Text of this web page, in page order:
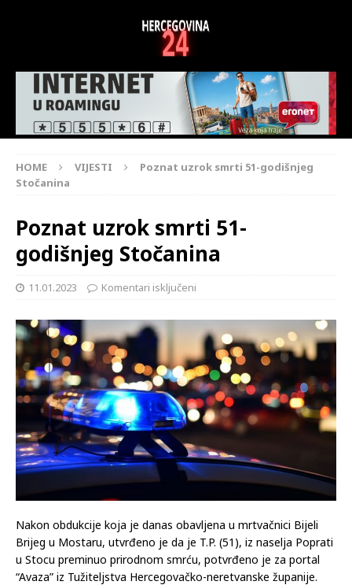
HOME VIJESTI
Poznat uzrok smrti 51-godišnjeg
Stočanina
Poznat uzrok smrti 51-
godišnjeg Stočanina
11.01.2023 Komentari isključeni
Nakon obdukcije koja je danas obavljena u mrtvačnici Bijeli
Brijeg u Mostaru, utvrđeno je da je T.P. (51), iz naselja Poprati
u Stocu preminuo prirodnom smrću, potvrđeno je za portal
“Avaza” iz Tužiteljstva Hercegovačko-neretvanske županije.